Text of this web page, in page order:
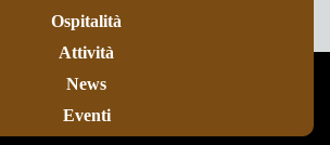
Ospitalità
Attività
News
Eventi